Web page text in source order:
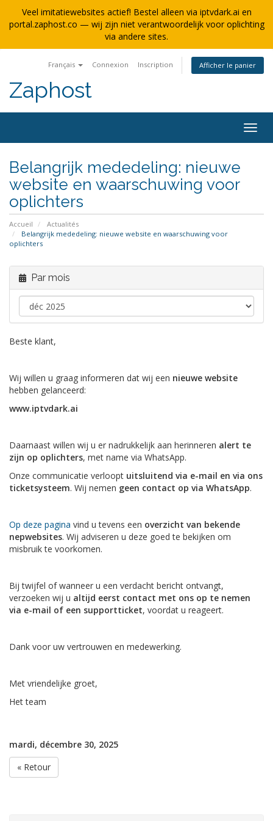
Veel imitatiewebsites actief! Bestel alleen via iptvdark.ai en
portal.zaphost.co — wij zijn niet verantwoordelijk voor oplichting
via andere sites.
Français Connexion Inscription Afficher le panier
Zaphost
la
Belangrijk mededeling: nieuwe
website en waarschuwing voor
oplichters
Accueil
Actualités
Belangrijk mededeling: nieuwe website en waarschuwing voor
oplichters
Par mois
Beste klant,
Wij willen u graag informeren dat wij een nieuwe website
hebben gelanceerd:
www.iptvdark.ai
Daarnaast willen wij u er nadrukkelijk aan herinneren alert te
zijn op oplichters, met name via WhatsApp.
Onze communicatie verloopt uitsluitend via e-mail en via ons
ticketsysteem. Wij nemen geen contact op via WhatsApp.
Op deze pagina vind u tevens een overzicht van bekende
nepwebsites. Wij adviseren u deze goed te bekijken om
misbruik te voorkomen.
Bij twijfel of wanneer u een verdacht bericht ontvangt,
verzoeken wij u altijd eerst contact met ons op te nemen
via e-mail of een supportticket, voordat u reageert.
Dank voor uw vertrouwen en medewerking.
Met vriendelijke groet,
Het team
mardi, décembre 30, 2025
« Retour